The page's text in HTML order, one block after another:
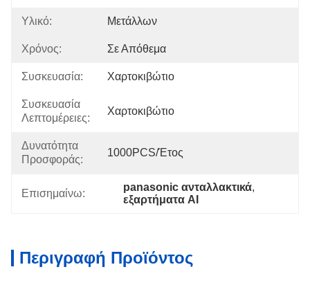
Υλικό: Μετάλλων
Χρόνος: Σε Απόθεμα
Συσκευασία: Χαρτοκιβώτιο
Συσκευασία
Λεπτομέρειες:
Χαρτοκιβώτιο
Δυνατότητα
Προσφοράς:
1000PCS/έτος
Επισημαίνω:
panasonic ανταλλακτικά,
εξαρτήματα AI
Περιγραφή Προϊόντος